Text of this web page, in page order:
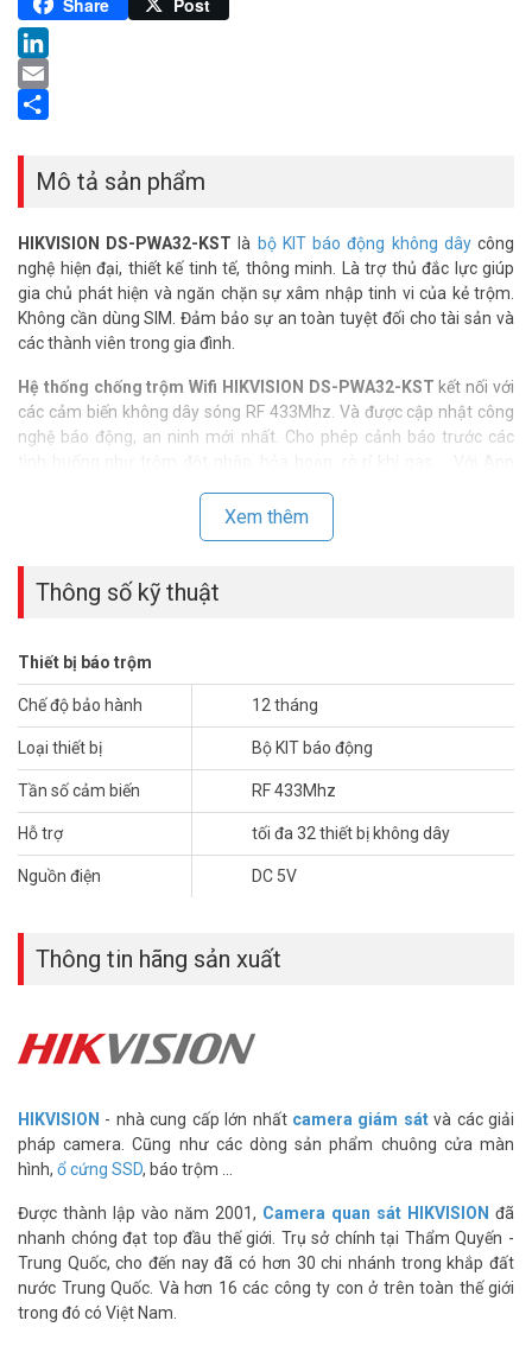
LinkedIn
Email
Mô tả sản phẩm
HIKVISION DS-PWA32-KST là bộ KIT báo động không dâycông
nghệ hiện đại, thiết kế tinh tế, thông minh. Là trợ thủ đắc lực giúp
gia chủ phát hiện và ngăn chặn sự xâm nhập tinh vi của kẻ trộm.
Không cần dùng SIM. Đảm bảo sự an toàn tuyệt đối cho tài sản và
các thành viên trong gia đình.
Hệ thống chống trộm Wifi HIKVISION DS-PWA32-KST kết nối với
các cảm biến không dây sóng RF 433Mhz. Và được cập nhật công
nghệ báo động, an ninh mới nhất. Cho phép cảnh báo trước các
Ưu điểm bộ báo động HIKVISION DS-PWA32-
– Trung tâm báo động có thể kết nối tới nhiều thiết bị như hồng
ngoại chuyển động, công tắc từ, đầu báo khói và đầu báo rò rỉ nước.
– Cung cấp video xác thực cho người dùng hoặc trung tâm giám
Video thông báo bao gồm 5 giây trước khi báo động xảy ra đến 2
giây tiếp theo.
cho ngôi nhà của bạn. Kết hợp với các khóa cửa hiện đại để tăng
cường an toàn. Sản phẩm
báo trộm không dây HIKVISION này đang
có giá ưu đãi tốt và bảo hành 12 tháng trên toàn quốc tại
Vuhoangtelecom.
>>> Xem thêm:Thiết bị chống trộm chính hãng
Thông tin sản phẩm bộ KIT báo động
không dây HIKVISION DS-PWA32-KST
Xem thêm
Thông số kỹ thuật
Thiết bị báo trộm
Chế độ bảo hành 12 tháng
Loại thiết bị Bộ KIT báo động
Tần số cảm biến RF 433Mhz
Hỗ trợ tối đa 32 thiết bị không dây
Nguồn điện DC 5V
Thông tin hãng sản xuất
HIKVISION - nhà cung cấp lớn nhất camera giám sátvà các giải
pháp camera. Cũng như các dòng sản phẩm chuông cửa màn
hình, ổ cứng SSD, báo trộm ...
Được thành lập vào năm 2001, Camera quan sát HIKVISION đã
nhanh chóng đạt top đầu thế giới. Trụ sở chính tại Thẩm Quyến -
Trung Quốc, cho đến nay đã có hơn 30 chi nhánh trong khắp đất
nước Trung Quốc. Và hơn 16 các công ty con ở trên toàn thế giới
trong đó có Việt Nam.